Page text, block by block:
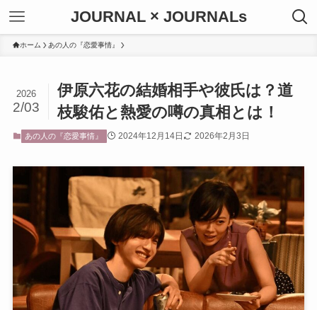
JOURNAL × JOURNALs
ホーム あの人の『恋愛事情』
伊原六花の結婚相手や彼氏は？道
枝駿佑と熱愛の噂の真相とは！
2026
2/03
あの人の『恋愛事情』 2024年12月14日 2026年2月3日